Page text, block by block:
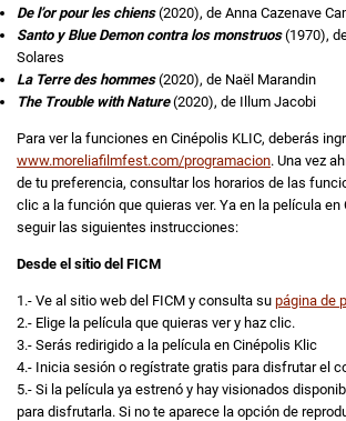
De l’or pour les chiens (2020), de Anna Cazenave
Santo y Blue Demon contra los monstruos (1970),
Solares
La Terre des hommes (2020), de Naël Marandin
The Trouble with Nature(2020), de Illum Jacobi
Para ver la funciones en Cinépolis KLIC, deberás
www.moreliafilmfest.com/programacion. Una vez
de tu preferencia, consultar los horarios de las
clic a la función que quieras ver. Ya en la película en
seguir las siguientes instrucciones:
Desde el sitio del FICM
1.- Ve al sitio web del FICM y consulta su página de
2.- Elige la película que quieras ver y haz clic.
3.- Serás redirigido a la película en Cinépolis Klic
4.- Inicia sesión o regístrate gratis para disfrutar el
5.- Si la película ya estrenó y hay visionados
para disfrutarla. Si no te aparece la opción de